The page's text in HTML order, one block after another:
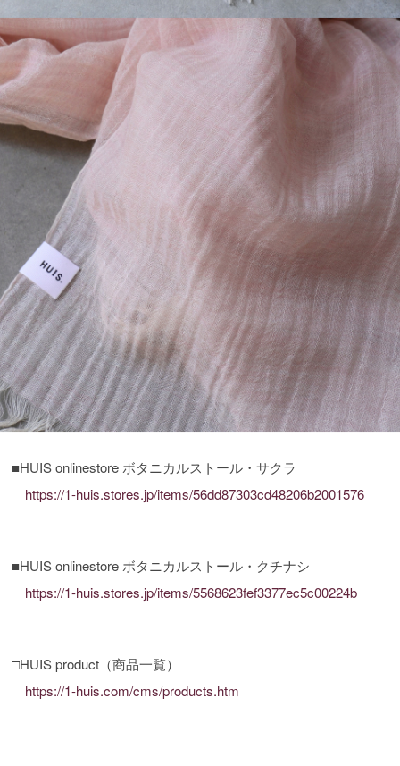
■HUIS onlinestore ボタニカルストール・サクラ
https://1-huis.stores.jp/items/56dd87303cd48206b2001576
■HUIS onlinestore ボタニカルストール・クチナシ
https://1-huis.stores.jp/items/5568623fef3377ec5c00224b
□HUIS product（商品一覧）
https://1-huis.com/cms/products.htm